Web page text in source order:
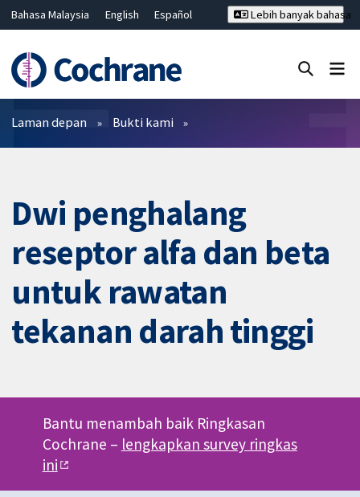
Bahasa Malaysia English
Español
Hrvatski
Deutsch ไทย
繁體中文
简体中文
Lebih banyak bahasa
Penapis
Laman depan Bukti kami
Dwi penghalang
reseptor alfa dan beta
untuk rawatan
tekanan darah tinggi
Bantu menambah baik Ringkasan
Cochrane – lengkapkan survey ringkas
ini